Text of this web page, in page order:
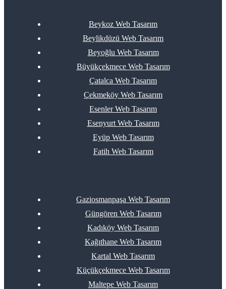
Beykoz Web Tasarım
Beylikdüzü Web Tasarım
Beyoğlu Web Tasarım
Büyükçekmece Web Tasarım
Çatalca Web Tasarım
Çekmeköy Web Tasarım
Esenler Web Tasarım
Esenyurt Web Tasarım
Eyüp Web Tasarım
Fatih Web Tasarım
Gaziosmanpaşa Web Tasarım
Güngören Web Tasarım
Kadıköy Web Tasarım
Kağıthane Web Tasarım
Kartal Web Tasarım
Küçükçekmece Web Tasarım
Maltepe Web Tasarım